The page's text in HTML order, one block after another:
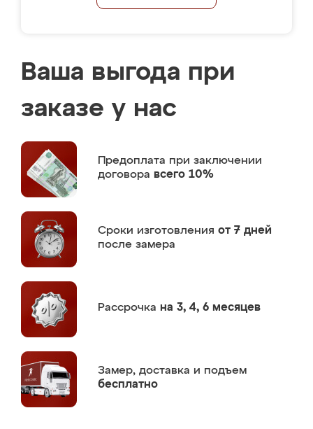
Ваша выгода при
заказе у нас
Предоплата при заключении
договора всего 10%
Сроки изготовления от 7 дней
после замера
Рассрочка на 3, 4, 6 месяцев
Замер, доставка и подъем
бесплатно